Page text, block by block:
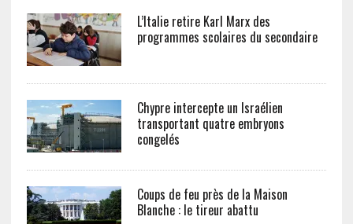
L’Italie retire Karl Marx des
programmes scolaires du secondaire
Chypre intercepte un Israélien
transportant quatre embryons
congelés
Coups de feu près de la Maison
Blanche : le tireur abattu